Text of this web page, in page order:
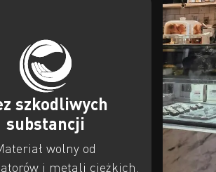
szkodliwych
substancji
wolny od
i metali ciężkich.